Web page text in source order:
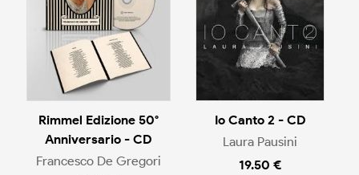
Rimmel Edizione 50°
Anniversario - CD
Francesco De Gregori
Io Canto 2 - CD
Laura Pausini
19.50 €